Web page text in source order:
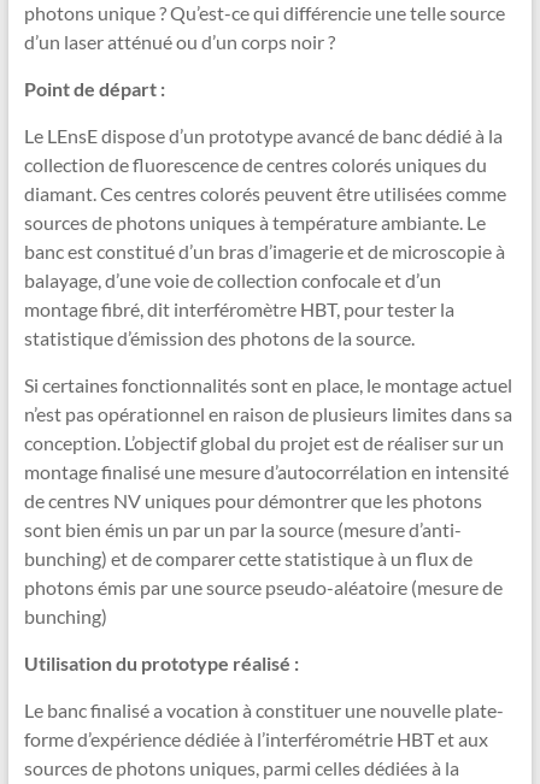
photons unique ? Qu’est-ce qui différencie une telle source
d’un laser atténué ou d’un corps noir ?
Point de départ :
Le LEnsE dispose d’un prototype avancé de banc dédié à la
collection de fluorescence de centres colorés uniques du
diamant. Ces centres colorés peuvent être utilisées comme
sources de photons uniques à température ambiante. Le
banc est constitué d’un bras d’imagerie et de microscopie à
balayage, d’une voie de collection confocale et d’un
montage fibré, dit interféromètre HBT, pour tester la
statistique d’émission des photons de la source.
Si certaines fonctionnalités sont en place, le montage actuel
n’est pas opérationnel en raison de plusieurs limites dans sa
conception. L’objectif global du projet est de réaliser sur un
montage finalisé une mesure d’autocorrélation en intensité
de centres NV uniques pour démontrer que les photons
sont bien émis un par un par la source (mesure d’anti-
bunching) et de comparer cette statistique à un flux de
photons émis par une source pseudo-aléatoire (mesure de
bunching)
Utilisation du prototype réalisé :
Le banc finalisé a vocation à constituer une nouvelle plate-
forme d’expérience dédiée à l’interférométrie HBT et aux
sources de photons uniques, parmi celles dédiées à la